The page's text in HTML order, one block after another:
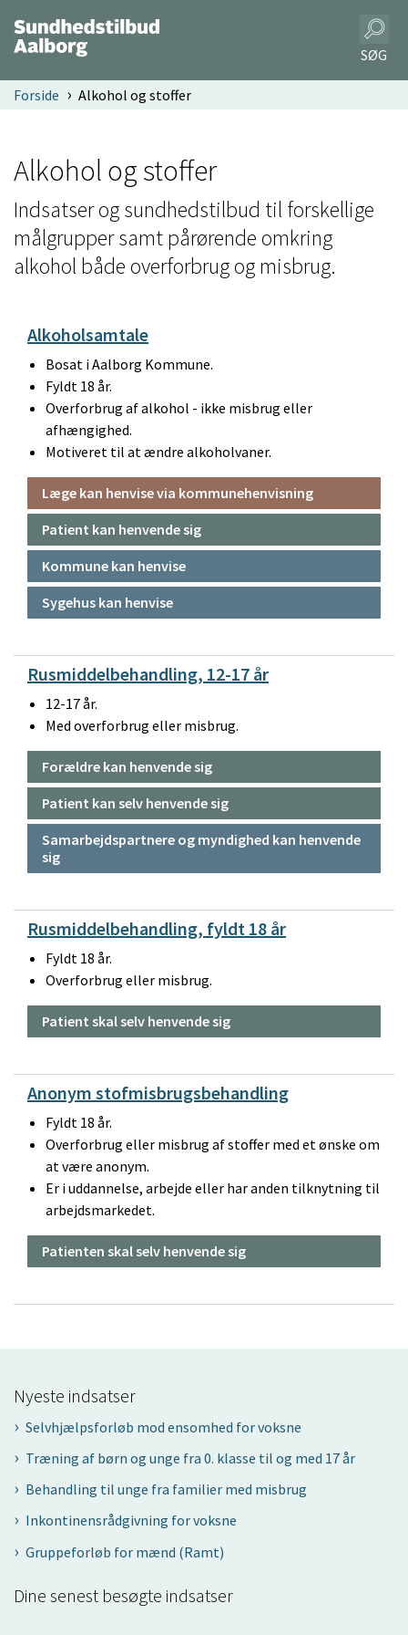
SØG
Forside Alkohol og stoffer
Alkohol og stoffer
Indsatser og sundhedstilbud til forskellige
målgrupper samt pårørende omkring
alkohol både overforbrug og misbrug.
Alkoholsamtale
Bosat i Aalborg Kommune.
Fyldt 18 år.
Overforbrug af alkohol - ikke misbrug eller
afhængighed.
Motiveret til at ændre alkoholvaner.
Læge kan henvise via kommunehenvisning
Patient kan henvende sig
Kommune kan henvise
Sygehus kan henvise
Rusmiddelbehandling, 12-17 år
12-17 år.
Med overforbrug eller misbrug.
Forældre kan henvende sig
Patient kan selv henvende sig
Samarbejdspartnere og myndighed kan henvende
sig
Rusmiddelbehandling, fyldt 18 år
Fyldt 18 år.
Overforbrug eller misbrug.
Patient skal selv henvende sig
Anonym stofmisbrugsbehandling
Fyldt 18 år.
Overforbrug eller misbrug af stoffer med et ønske om
at være anonym.
Er i uddannelse, arbejde eller har anden tilknytning til
arbejdsmarkedet.
Patienten skal selv henvende sig
Nyeste indsatser
Selvhjælpsforløb mod ensomhed for voksne
Træning af børn og unge fra 0. klasse til og med 17 år
Behandling til unge fra familier med misbrug
Inkontinensrådgivning for voksne
Gruppeforløb for mænd (Ramt)
Dine senest besøgte indsatser